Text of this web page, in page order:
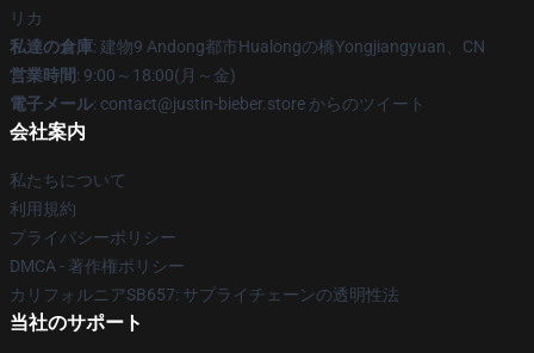
リカ
私達の倉庫: 建物9 Andong都市Hualongの橋Yongjiangyuan、CN
営業時間: 9:00～18:00(月～金)
電子メール: contact@justin-bieber.store からのツイート
会社案内
私たちについて
利用規約
プライバシーポリシー
DMCA - 著作権ポリシー
カリフォルニアSB657: サプライチェーンの透明性法
当社のサポート